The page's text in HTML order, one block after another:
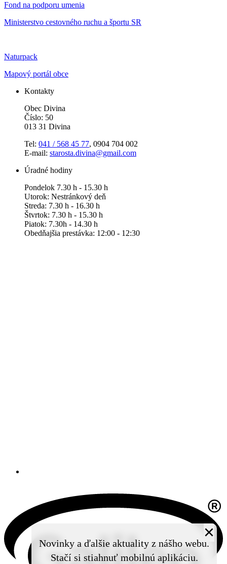
Novinky a ďalšie aktuality z nášho webu.
Stačí si stiahnuť mobilnú aplikáciu.
×
Fond na podporu umenia
Ministerstvo cestovného ruchu a športu SR
Naturpack
Mapový portál obce
Kontakty
Obec Divina
Číslo: 50
013 31 Divina
Tel: 041 / 568 45 77, 0904 704 002
E-mail: starosta.divina@gmail.com
Úradné hodiny
Pondelok 7.30 h - 15.30 h
Utorok: Nestránkový deň
Streda: 7.30 h - 16.30 h
Štvrtok: 7.30 h - 15.30 h
Piatok: 7.30h - 14.30 h
Obedňajšia prestávka: 12:00 - 12:30